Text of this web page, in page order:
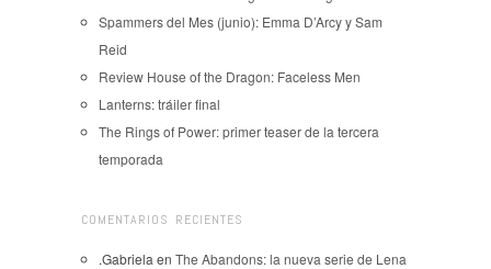
Spammers del Mes (junio): Emma D’Arcy y Sam
Reid
Review House of the Dragon: Faceless Men
Lanterns: tráiler final
The Rings of Power: primer teaser de la tercera
temporada
COMENTARIOS RECIENTES
.Gabriela en The Abandons: la nueva serie de Lena